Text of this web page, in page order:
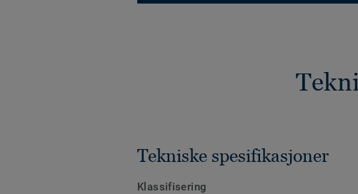
Tekniske spesifikasjoner
Klassifisering